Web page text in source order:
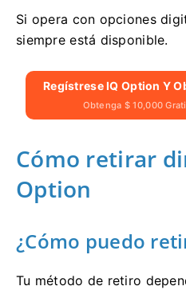
Si opera con opciones
siempre está disponible.
Regístrese IQ Option Y
Obtenga $ 10,000
Cómo retirar
Option
¿Cómo puedo
Tu método de retiro